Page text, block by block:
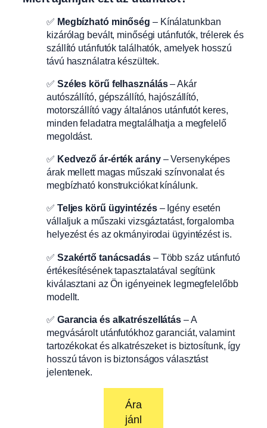
✅ Megbízható minőség – Kínálatunkban
kizárólag bevált, minőségi utánfutók, trélerek és
szállító utánfutók találhatók, amelyek hosszú
távú használatra készültek.
✅ Széles körű felhasználás– Akár
autószállító, gépszállító, hajószállító,
motorszállító vagy általános utánfutót keres,
minden feladatra megtalálhatja a megfelelő
megoldást.
✅ Kedvező ár-érték arány– Versenyképes
árak mellett magas műszaki színvonalat és
megbízható konstrukciókat kínálunk.
✅ Teljes körű ügyintézés– Igény esetén
vállaljuk a műszaki vizsgáztatást, forgalomba
helyezést és az okmányirodai ügyintézést is.
✅ Szakértő tanácsadás– Több száz utánfutó
értékesítésének tapasztalatával segítünk
kiválasztani az Ön igényeinek legmegfelelőbb
modellt.
✅ Garancia és alkatrészellátás – A
megvásárolt utánfutókhoz garanciát, valamint
tartozékokat és alkatrészeket is biztosítunk, így
hosszú távon is biztonságos választást
jelentenek.
Ára
jánl